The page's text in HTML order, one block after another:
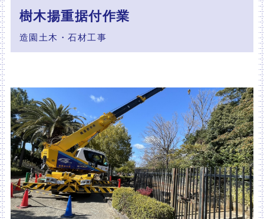
樹木揚重据付作業
造園土木・石材工事